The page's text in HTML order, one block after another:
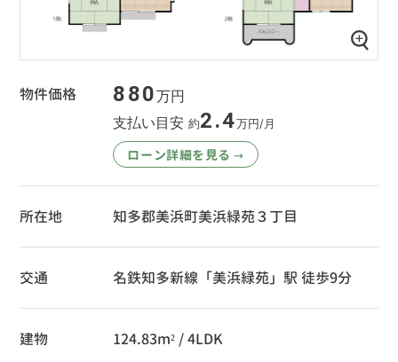
物件価格 880万円
支払い目安約2.4万円/月
ローン詳細を見る→
所在地 知多郡美浜町美浜緑苑３丁目
交通 名鉄知多新線「美浜緑苑」駅 徒歩9分
建物 124.83m² / 4LDK